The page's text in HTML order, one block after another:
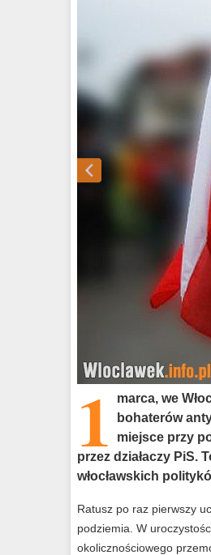
1
marca, we
bohaterów
miejsce przy
przez działaczy PiS.
włocławskich
Ratusz po raz pierwszy
podziemia. W
okolicznościowego